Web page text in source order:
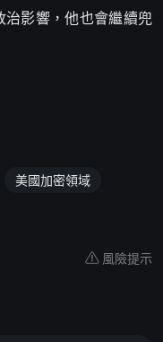
影響，他也會繼續兜
美國加密領域
風險提示